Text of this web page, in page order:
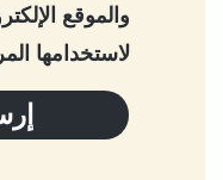
والموقع
لاستخدامها